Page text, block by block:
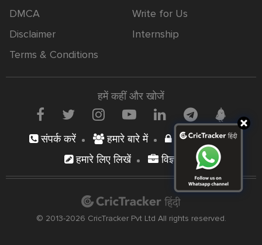
DMCA
Disclaimer
Terms & Conditions
Write for Us
Internship
हमें कहीं और खोजें
संपर्क करें हमारे बारे में
निजता नीति
हमारे लिए लिखें
विज्ञापन दें
© 2013-2026 CricTracker Pvt Ltd All rights reserved.